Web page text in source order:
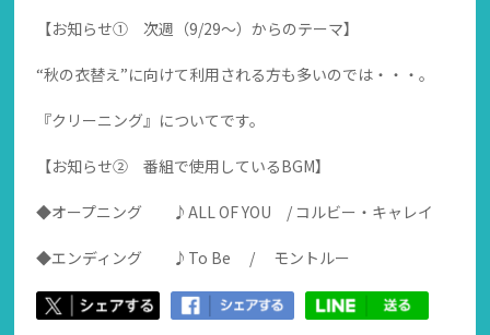
【お知らせ① 次週（9/29～）からのテーマ】
“秋の衣替え”に向けて利用される方も多いのでは・・・。
『クリーニング』についてです。
【お知らせ② 番組で使用しているBGM】
◆オープニング ♪ALL OF YOU / コルビー・キャレイ
◆エンディング ♪To Be / モントルー